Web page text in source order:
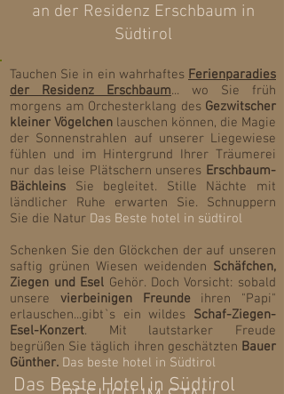
an der Residenz Erschbaum in
Südtirol
Tauchen Sie in ein wahrhaftes Ferienparadies
der Residenz Erschbaum... wo Sie früh
morgens am Orchesterklang des Gezwitscher
kleiner Vögelchen lauschen können, die Magie
der Sonnenstrahlen auf unserer Liegewiese
fühlen und im Hintergrund Ihrer Träumerei
nur das leise Plätschern unseres Erschbaum-
Bächleins Sie begleitet. Stille Nächte mit
ländlicher Ruhe erwarten Sie. Schnuppern
Sie die Natur Das Beste hotel in südtirol
Schenken Sie den Glöckchen der auf unseren
saftig grünen Wiesen weidenden Schäfchen,
Ziegen und Esel Gehör. Doch Vorsicht: sobald
unsere vierbeinigen Freundeihren "Papi"
erlauschen...gibt`s ein wildes Schaf-Ziegen-
Esel-Konzert. Mit lautstarker Freude
begrüßen Sie täglich ihren geschätzten Bauer
Günther. Das beste hotel in Südtirol
Das Beste Hotel in Südtirol